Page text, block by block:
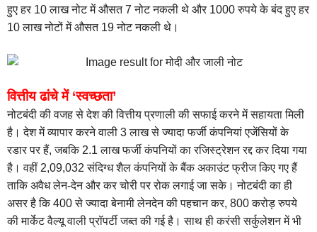
हुए हर 10 लाख नोट में औसत 7 नोट नकली थे और 1000 रुपये के बंद हुए हर
10 लाख नोटों में औसत 19 नोट नकली थे।
वित्तीय ढांचे में ‘स्वच्छता’
नोटबंदी की वजह से देश की वित्तीय प्रणाली की सफाई करने में सहायता मिली
है। देश में व्यापार करने वाली 3 लाख से ज्यादा फर्जी कंपनियां एजेंसियों के
रडार पर हैं, जबकि 2.1 लाख फर्जी कंपनियों का रजिस्ट्रेशन रद्द कर दिया गया
है। वहीं 2,09,032 संदिग्ध शैल कंपनियों के बैंक अकाउंट फ्रीज किए गए हैं
ताकि अवैध लेन-देन और कर चोरी पर रोक लगाई जा सके। नोटबंदी का ही
असर है कि 400 से ज्यादा बेनामी लेनदेन की पहचान कर, 800 करोड़ रुपये
की मार्केट वैल्यू वाली प्रॉपर्टी जब्त की गई है। साथ ही करंसी सर्कुलेशन में भी